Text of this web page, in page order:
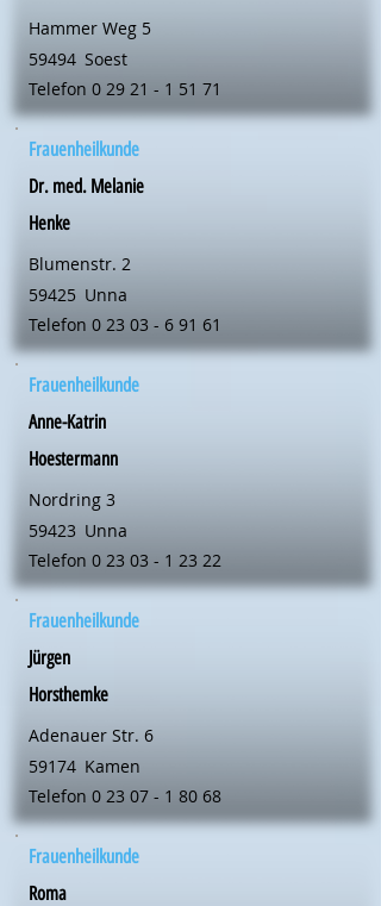
Hammer Weg 5
59494 Soest
Telefon 0 29 21 - 1 51 71
Frauenheilkunde
Dr. med. Melanie
Henke
Blumenstr. 2
59425 Unna
Telefon 0 23 03 - 6 91 61
Frauenheilkunde
Anne-Katrin
Hoestermann
Nordring 3
59423 Unna
Telefon 0 23 03 - 1 23 22
Frauenheilkunde
Jürgen
Horsthemke
Adenauer Str. 6
59174 Kamen
Telefon 0 23 07 - 1 80 68
Frauenheilkunde
Roma